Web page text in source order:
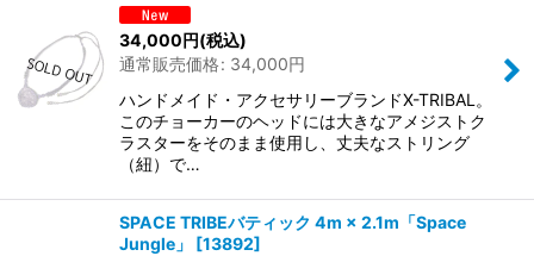
34,000円(税込)
通常販売価格: 34,000円
ハンドメイド・アクセサリーブランドX-TRIBAL。
このチョーカーのヘッドには大きなアメジストク
ラスターをそのまま使用し、丈夫なストリング
（紐）で…
SPACE TRIBEバティック 4m × 2.1m「Space
Jungle」
[13892]